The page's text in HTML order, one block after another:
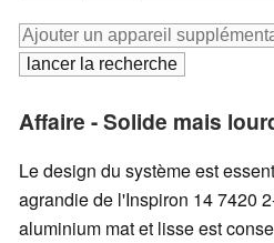
Affaire - Solide mais
Le design du système est
agrandie de l'Inspiron 14 7420
aluminium mat et lisse est